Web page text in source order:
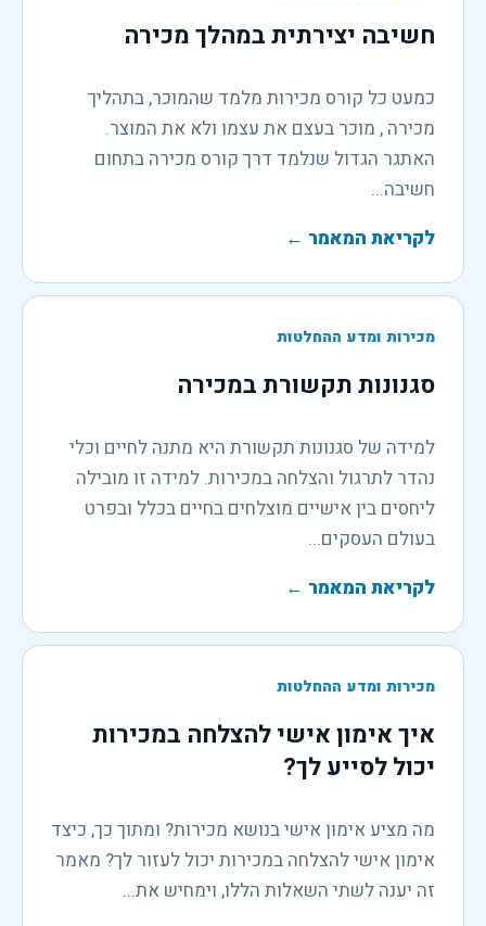
חשיבה יצירתית במהלך מכירה
כמעט כל קורס מכירות מלמד שהמוכר, בתהליך
מכירה , מוכר בעצם את עצמו ולא את המוצר.
האתגר הגדול שנלמד דרך קורס מכירה בתחום
חשיבה...
לקריאת המאמר ←
מכירות ומדע ההחלטות
סגנונות תקשורת במכירה
למידה של סגנונות תקשורת היא מתנה לחיים וכלי
נהדר לתרגול והצלחה במכירות. למידה זו מובילה
ליחסים בין אישיים מוצלחים בחיים בכלל ובפרט
בעולם העסקים...
לקריאת המאמר ←
מכירות ומדע ההחלטות
איך אימון אישי להצלחה במכירות
יכול לסייע לך?
מה מציע אימון אישי בנושא מכירות? ומתוך כך, כיצד
אימון אישי להצלחה במכירות יכול לעזור לך? מאמר
זה יענה לשתי השאלות הללו, וימחיש את...